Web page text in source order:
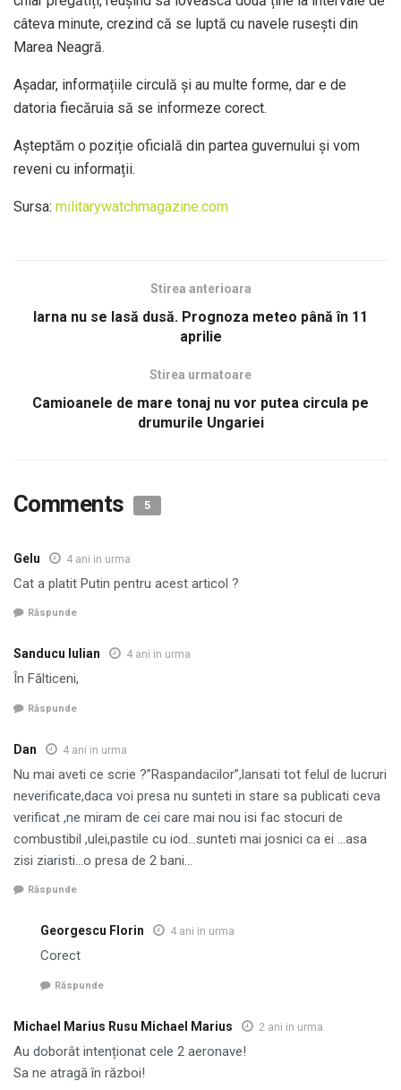
câteva minute, crezind că se luptă cu navele rusești din
Marea Neagră.
Așadar, informațiile circulă și au multe forme, dar e de
datoria fiecăruia să se informeze corect.
Așteptăm o poziție oficială din partea guvernului și vom
reveni cu informații.
Sursa: militarywatchmagazine.com
Stirea anterioara
Iarna nu se lasă dusă. Prognoza meteo până în 11
aprilie
Stirea urmatoare
Camioanele de mare tonaj nu vor putea circula pe
drumurile Ungariei
Comments 5
Gelu 4 ani in urma
Cat a platit Putin pentru acest articol ?
Răspunde
Sanducu Iulian 4 ani in urma
În Fălticeni,
Răspunde
Dan 4 ani in urma
Nu mai aveti ce scrie ?”Raspandacilor”,lansati tot felul de lucruri
neverificate,daca voi presa nu sunteti in stare sa publicati ceva
verificat ,ne miram de cei care mai nou isi fac stocuri de
combustibil ,ulei,pastile cu iod…sunteti mai josnici ca ei …asa
zisi ziaristi…o presa de 2 bani…
Răspunde
Georgescu Florin 4 ani in urma
Corect
Răspunde
Michael Marius Rusu Michael Marius 2 ani in urma
Au doborât intenționat cele 2 aeronave!
Sa ne atragă în război!